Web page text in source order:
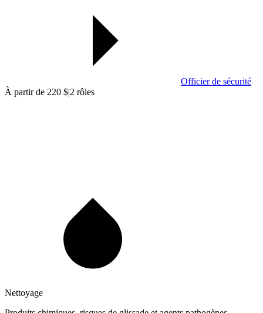
Officier de sécurité
À partir de 220 $|2 rôles
Nettoyage